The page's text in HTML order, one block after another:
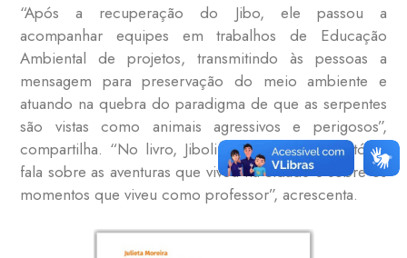
“Após a recuperação do Jibo, ele passou a
acompanhar equipes em trabalhos de Educação
Ambiental de projetos, transmitindo às pessoas a
mensagem para preservação do meio ambiente e
atuando na quebra do paradigma de que as serpentes
são vistas como animais agressivos e perigosos”,
compartilha. “No livro, Jibolino narra a sua trajetória,
fala sobre as aventuras que viveu na cidade e sobre os
momentos que viveu como professor”, acrescenta.